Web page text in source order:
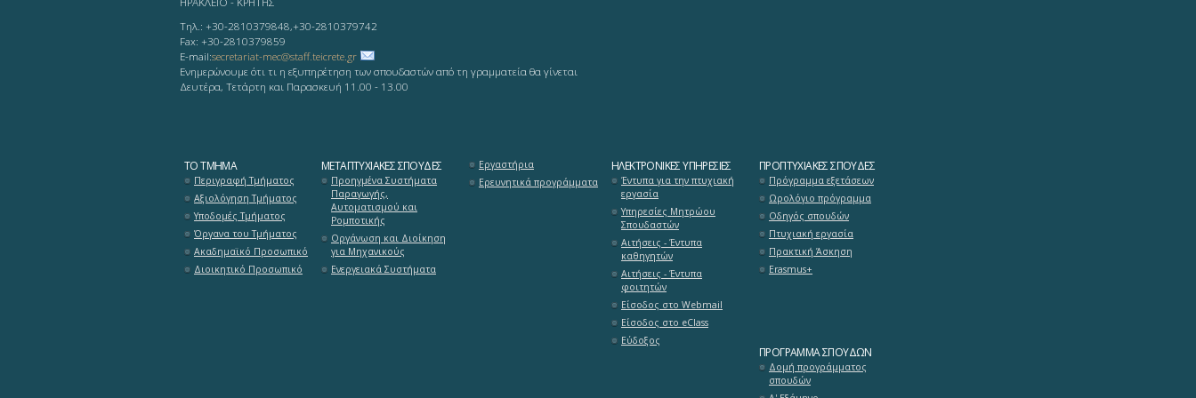
Τηλ.: +30-2810379848,+30-2810379742
Fax: +30-2810379859
Ε-mail:secretariat-mec@staff.teicrete.gr
Ενημερώνουμε ότι τι η εξυπηρέτηση των σπουδαστών από τη γραμματεία θα γίνεται
Δευτέρα, Τετάρτη και Παρασκευή 11.00 - 13.00
ΤΟ ΤΜΉΜΑ
Περιγραφή Τμήματος
Αξιολόγηση Τμήματος
Υποδομές Τμήματος
Όργανα του Τμήματος
Ακαδημαϊκό Προσωπικό
Διοικητικό Προσωπικό
ΜΕΤΑΠΤΥΧΙΑΚΈΣ ΣΠΟΥΔΈΣ
Προηγμένα Συστήματα
Παραγωγής,
Αυτοματισμού και
Ρομποτικής
Οργάνωση και Διοίκηση
για Μηχανικούς
Ενεργειακά Συστήματα
Εργαστήρια
Ερευνητικά προγράμματα
ΗΛΕΚΤΡΟΝΙΚΈΣ ΥΠΗΡΕΣΊΕΣ
Έντυπα για την πτυχιακή
εργασία
Υπηρεσίες Μητρώου
Σπουδαστών
Αιτήσεις - Έντυπα
καθηγητών
Αιτήσεις - Έντυπα
φοιτητών
Είσοδος στο Webmail
Είσοδος στο eClass
Εύδοξος
ΠΡΟΠΤΥΧΙΑΚΈΣ ΣΠΟΥΔΈΣ
Πρόγραμμα εξετάσεων
Ωρολόγιο πρόγραμμα
Οδηγός σπουδών
Πτυχιακή εργασία
Πρακτική Άσκηση
Erasmus+
ΠΡΌΓΡΑΜΜΑ ΣΠΟΥΔΏΝ
Δομή προγράμματος
σπουδών